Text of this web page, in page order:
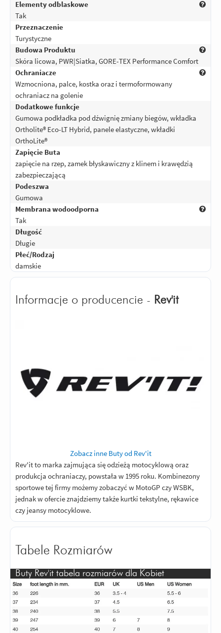
Elementy odblaskowe
Tak
Przeznaczenie
Turystyczne
Budowa Produktu
Skóra licowa, PWR|Siatka, GORE-TEX Performance Comfort
Ochraniacze
Wzmocniona, palce, kostka oraz i termoformowany
ochraniacz na golenie
Dodatkowe funkcje
Gumowa podkładka pod dźwignię zmiany biegów, wkładka
Ortholite® Eco-LT Hybrid, panele elastyczne, wkładki
OrthoLite®
Zapięcie Buta
zapięcie na rzep, zamek błyskawiczny z klinem i krawędzią
zabezpieczającą
Podeszwa
Gumowa
Membrana wodoodporna
Tak
Długość
Długie
Płeć/Rodzaj
damskie
Informacje o producencie - Rev'it
Zobacz inne Buty od Rev'it
Rev'it to marka zajmująca się odzieżą motocyklową oraz
produkcja ochraniaczy, powstała w 1995 roku. Kombinezony
sportowe tej firmy możemy zobaczyć w MotoGP czy WSBK,
jednak w ofercie znajdziemy także kurtki tekstylne, rękawice
czy jeansy motocyklowe.
Tabele Rozmiarów
Buty Rev'it tabela rozmiarów dla Kobiet